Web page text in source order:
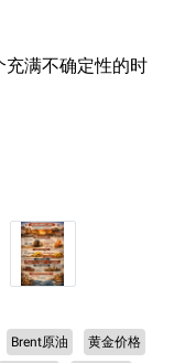
充满不确定性的时
Brent原油 黄金价格